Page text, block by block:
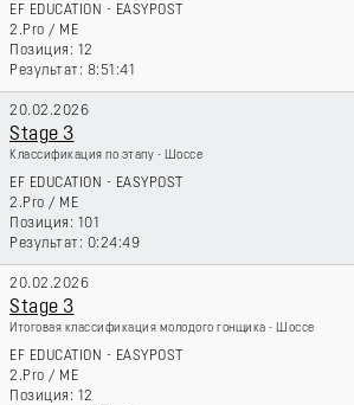
EF EDUCATION - EASYPOST
2.Pro / ME
12
8:51:41
20.02.2026
Stage 3
Классификация по этапу - Шоссе
EF EDUCATION - EASYPOST
2.Pro / ME
101
0:24:49
20.02.2026
Stage 3
Итоговая классификация молодого гонщика - Шоссе
EF EDUCATION - EASYPOST
2.Pro / ME
12